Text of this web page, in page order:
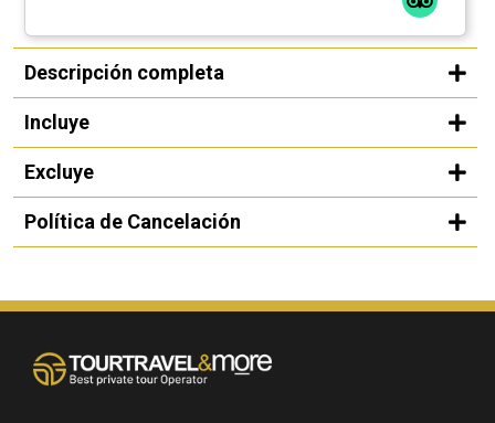
Descripción completa
Incluye
Excluye
Política de Cancelación